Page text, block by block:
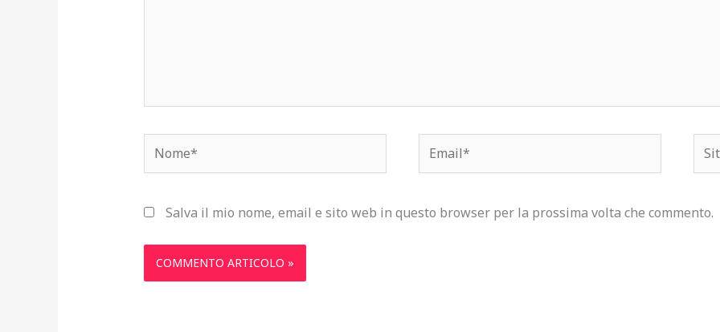
web
Salva il mio nome, email e sito web in questo browser per la prossima volta che commento.